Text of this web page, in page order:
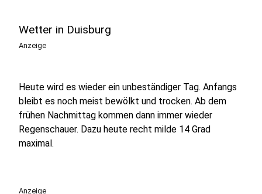
Wetter in Duisburg
Anzeige
Heute wird es wieder ein unbeständiger Tag. Anfangs
bleibt es noch meist bewölkt und trocken. Ab dem
frühen Nachmittag kommen dann immer wieder
Regenschauer. Dazu heute recht milde 14 Grad
maximal.
Anzeige